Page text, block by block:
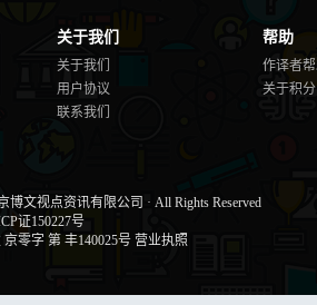
关于我们
关于我们
用户协议
联系我们
帮助
作译者
关于积分
博文视点资讯有限公司 · All Rights Reserved
证150227号
零字 第 丰140025号 营业执照